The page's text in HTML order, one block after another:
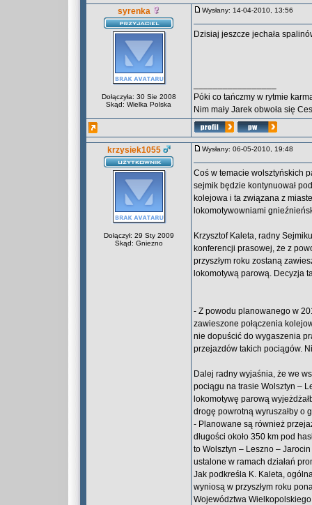
syrenka
Dołączyła: 30 Sie 2008
Skąd: Wielka Polska
Wysłany: 14-04-2010, 13:56
Dzisiaj jeszcze jechała
Póki co tańczmy w rytmie
Nim mały Jarek obwoła się
krzysiek1055
Dołączył: 29 Sty 2009
Skąd: Gniezno
Wysłany: 06-05-2010, 19:48
Coś w temacie wolsztyńskich
sejmik będzie kontynuował
kolejowa i ta związana z
lokomotywowniami
Krzysztof Kaleta, radny
konferencji prasowej, że z
przyszłym roku zostaną
lokomotywą parową. Decyzja
- Z powodu planowanego w
zawieszone połączenia
nie dopuścić do wygaszenia
przejazdów takich pociągów.
Dalej radny wyjaśnia, że we
pociągu na trasie Wolsztyn –
lokomotywę parową
drogę powrotną wyruszałby o
- Planowane są również
długości około 350 km pod
to Wolsztyn – Leszno –
ustalone w ramach działań
Jak podkreśla K. Kaleta,
wyniosą w przyszłym roku
Województwa Wielkopolskiego